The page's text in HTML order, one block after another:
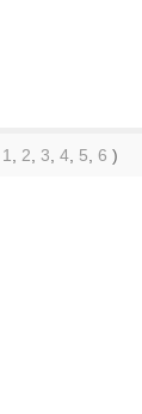
1 2 3 4 5 6 )